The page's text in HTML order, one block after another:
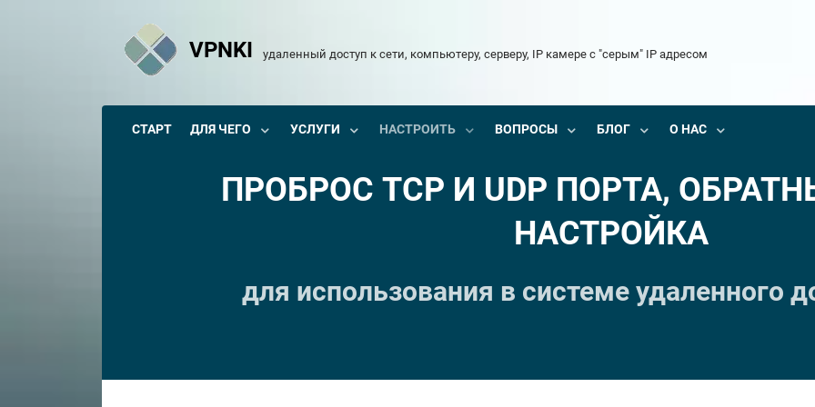
VPNKI удаленный доступ к сети, компьютеру, серверу, IP камере с "серым" IP адресом
СТАРТ ДЛЯ ЧЕГО УСЛУГИ НАСТРОИТЬ ВОПРОСЫ БЛОГ О НАС
ПРОБРОС TCP И UDP ПОРТА,
НАСТРОЙКА
для использования в системе удаленного